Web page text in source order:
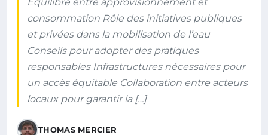
consommation Rôle des initiatives publiques
et privées dans la mobilisation de l’eau
Conseils pour adopter des pratiques
responsables Infrastructures nécessaires pour
un accès équitable Collaboration entre acteurs
locaux pour garantir la […]
THOMAS MERCIER